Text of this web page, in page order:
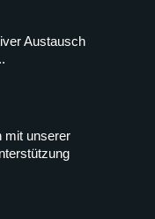
Austausch
mit unserer